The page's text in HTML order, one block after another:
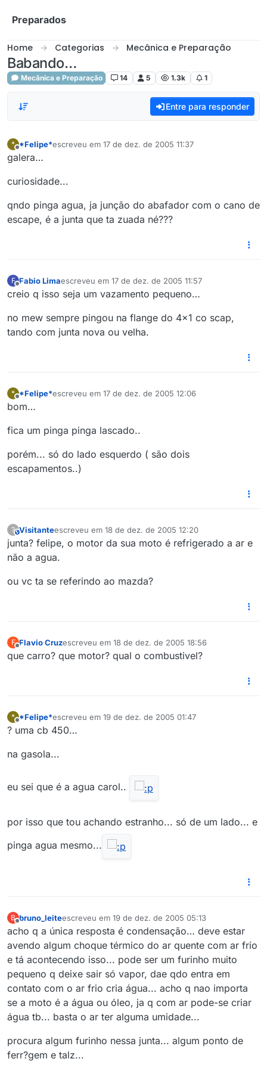
Preparados
Home Categorias Mecânica e Preparação
Babando…
Mecânica e Preparação 14 5 1.3k 1
Entre para responder
*
Offline
*Felipe*escreveu em 17 de dez. de 2005 11:37
última edição por
galera…
curiosidade...
qndo pinga agua, ja junção do abafador com o cano de
escape, é a junta que ta zuada né???
F
Offline
Fabio Limaescreveu em 17 de dez. de 2005 11:57
última edição por
creio q isso seja um vazamento pequeno…
no mew sempre pingou na flange do 4x1 co scap,
tando com junta nova ou velha.
* *Felipe*escreveu em 17 de dez. de 2005 12:06
última edição por
bom…
fica um pinga pinga lascado..
porém... só do lado esquerdo ( são dois
escapamentos..)
?This user is from outside of this forum
Visitanteescreveu em 18 de dez. de 2005 12:20
última edição por
junta? felipe, o motor da sua moto é refrigerado a ar e
não a agua.
ou vc ta se referindo ao mazda?
F Flavio Cruzescreveu em 18 de dez. de 2005 18:56
última edição por
que carro? que motor? qual o combustivel?
* *Felipe*escreveu em 19 de dez. de 2005 01:47
última edição por
? uma cb 450…
na gasola...
eu sei que é a agua carol..
por isso que tou achando estranho... só de um lado... e
pinga agua mesmo...
B
Offline
bruno_leiteescreveu em 19 de dez. de 2005 05:13
última edição por
acho q a única resposta é condensação… deve estar
avendo algum choque térmico do ar quente com ar frio
e tá acontecendo isso... pode ser um furinho muito
pequeno q deixe sair só vapor, dae qdo entra em
contato com o ar frio cria água... acho q nao importa
se a moto é a água ou óleo, ja q com ar pode-se criar
água tb... basta o ar ter alguma umidade...
procura algum furinho nessa junta... algum ponto de
ferr?gem e talz...